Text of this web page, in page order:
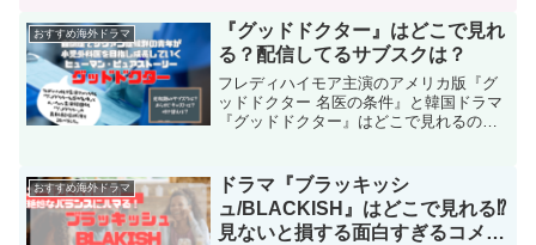
のためのネタバレなしあらすじ見どころ
もあわせてご紹介します！
おすすめ海外ドラマ
『グッドドクター』はどこで見れ
る？配信してるサブスクは？
フレディハイモア主演のアメリカ版『グ
ッドドクター 名医の条件』と韓国ドラマ
『グッドドクター』はどこで見れるの
スト情報も！おトクに楽しめるサブスク
をご紹介します！
おすすめ海外ドラマ
ドラマ『ブラッキッシ
ュ/BLACKISH』はどこで見れる⁉
見ないと損する面白すぎるコメデ